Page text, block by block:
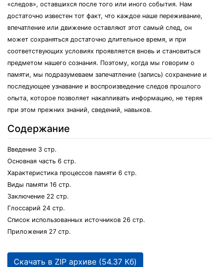
«следов», оставшихся после того или иного события. Нам
достаточно известен тот факт, что каждое наше переживание,
впечатление или движение оставляют этот самый след, он
может сохраняться достаточно длительное время, и при
соответствующих условиях проявляется вновь и становиться
предметом нашего сознания. Поэтому, когда мы говорим о
памяти, мы подразумеваем запечатление (запись) сохранение и
последующее узнавание и воспроизведение следов прошлого
опыта, которое позволяет накапливать информацию, не теряя
при этом прежних знаний, сведений, навыков.
Содержание
Введение 3 стр.
Основная часть 6 стр.
Характеристика процессов памяти 6 стр.
Виды памяти 16 стр.
Заключение 22 стр.
Глоссарий 24 стр.
Список использованных источников 26 стр.
Приложения 27 стр.
Скачать в ZIP архиве (54.37 Кб)